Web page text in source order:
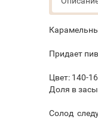
Придает
Цвет: 140-
Доля в
Солод